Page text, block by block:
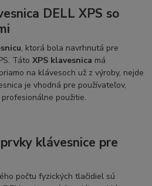
DELL XPS so
, ktorá bola navrhnutá pre
TátoXPS klavesnica má
na klávesoch už z výroby, nejde
je vhodná pre používateľov,
použitie.
klávesnice pre
počtu fyzických tlačidiel sú